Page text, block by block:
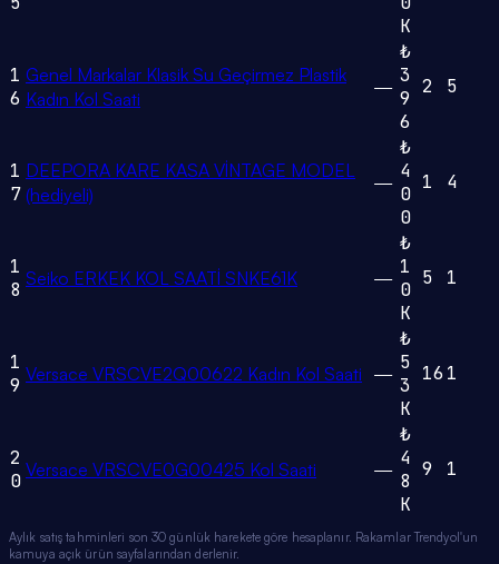
K
1
6
Genel Markalar Klasik Su Geçirmez Plastik
Kadın Kol Saati
—
₺
3
9
6
2 5
1
7
DEEPORA KARE KASA VİNTAGE MODEL
(hediyeli)
—
₺
4
0
0
1 4
1
8 Seiko ERKEK KOL SAATİ SNKE61K —
₺
1
0
K
5 1
1
9 Versace VRSCVE2Q00622 Kadın Kol Saati —
₺
5
3
K
16 1
2
0 Versace VRSCVE0G00425 Kol Saati —
₺
4
8
K
9 1
Aylık satış tahminleri son 30 günlük harekete göre hesaplanır. Rakamlar Trendyol'un
kamuya açık ürün sayfalarından derlenir.